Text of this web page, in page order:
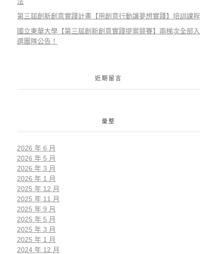
第三屆創新創意實踐計畫【用創意行動讓夢想實踐】培訓課程
國立東華大學【第三屆創新創意實踐提案競賽】兩梯次全部入
選團隊公告！
近期留言
彙整
2026 年 6 月
2026 年 5 月
2026 年 3 月
2026 年 1 月
2025 年 12 月
2025 年 11 月
2025 年 9 月
2025 年 5 月
2025 年 3 月
2025 年 1 月
2024 年 12 月